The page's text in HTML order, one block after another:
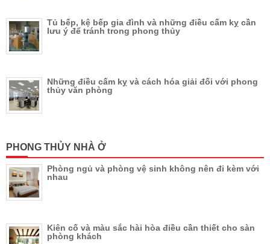
Tủ bếp, kệ bếp gia đình và những điều cấm kỵ cần
lưu ý để tránh trong phong thủy
Những điều cấm kỵ và cách hóa giải đối với phong
thủy văn phòng
PHONG THỦY NHÀ Ở
Phòng ngủ và phòng vệ sinh không nên đi kèm với
nhau
Kiên cố và màu sắc hài hòa điều cần thiết cho sàn
phòng khách